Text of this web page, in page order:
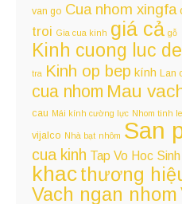
van go Cua nhom xingfa
troi Gia cua kinh giá cả gỗ
Kinh cuong luc
tra Kinh op bep kính Lan
cua nhom Mau
cau Mái kính cường lực Nhom tinh le
vijalco Nhà bạt nhôm San
cua kinh Tap Vo Hoc Sinh
khacthương
Vach ngan nhom